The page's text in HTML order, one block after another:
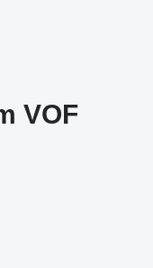
VOF